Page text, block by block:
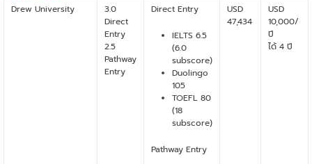
Drew University
3.0
Direct
Entry
2.5
Pathway
Entry
Direct Entry
IELTS 6.5
(6.0
subscore)
Duolingo
105
TOEFL 80
(18
subscore)
Pathway Entry
USD
47,434
USD
10,000/
ปี
ได้ 4 ปี